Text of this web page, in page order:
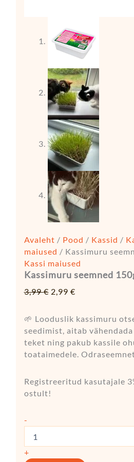
Avaleht / Pood / Kassid /
maiused / Kassimuru
Kassi maiused
Kassimuru seemned
3,99€ 2,99 €
🌱 Looduslik kassimuru
seedimist, aitab
teket ning pakub kassile
toataimedele.
Registreeritud kasutajale
ostult!
-
+